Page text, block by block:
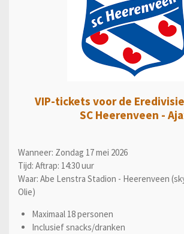
VIP-tickets voor de
SC Heerenveen -
Wanneer: Zondag 17 mei 2026
Tijd: Aftrap: 14:30 uur
Waar: Abe Lenstra Stadion - Heerenveen
Olie)
Maximaal 18 personen
Inclusief snacks/dranken